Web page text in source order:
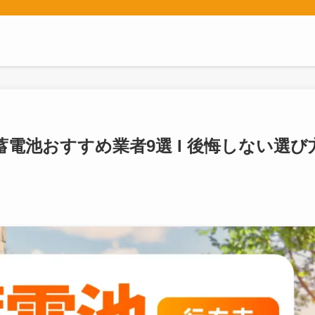
電池おすすめ業者9選 l 後悔しない選び